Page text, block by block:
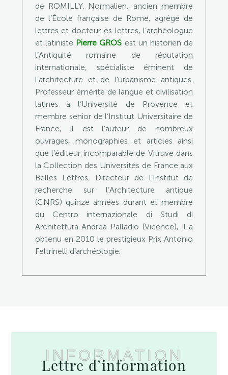
de ROMILLY. Normalien, ancien membre
de l’École française de Rome, agrégé de
lettres et docteur ès lettres, l’archéologue
et latiniste Pierre GROS est un historien de
l’Antiquité romaine de réputation
internationale, spécialiste éminent de
l’architecture et de l’urbanisme antiques.
Professeur émérite de langue et civilisation
latines à l’Université de Provence et
membre senior de l’Institut Universitaire de
France, il est l’auteur de nombreux
ouvrages, monographies et articles ainsi
que l’éditeur incomparable de Vitruve dans
la Collection des Universités de France aux
Belles Lettres. Directeur de l’Institut de
recherche sur l’Architecture antique
(CNRS) quinze années durant et membre
du Centro internazionale di Studi di
Architettura Andrea Palladio (Vicence), il a
obtenu en 2010 le prestigieux Prix Antonio
Feltrinelli d’archéologie.
INFORMATION
Lettre d’information